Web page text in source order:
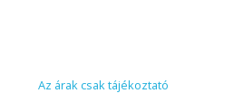
Az árak csak tájékoztató